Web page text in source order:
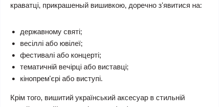
краватці, прикрашеный вишивкою, доречно з'явитися на:
державному святі;
весіллі або ювілеї;
фестивалі або концерті;
тематичній вечірці або виставці;
кінопрем'єрі або виступі.
Крім того, вишитий український аксесуар в стильній